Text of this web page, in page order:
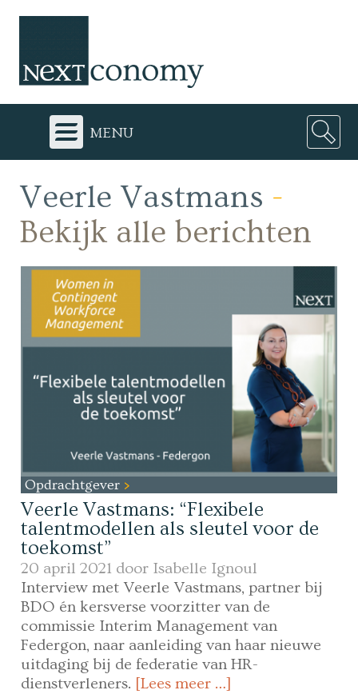
menu
Veerle Vastmans -
Bekijk alle berichten
Opdrachtgever
Veerle Vastmans: “Flexibele
talentmodellen als sleutel voor de
toekomst”
20 april 2021 door Isabelle Ignoul
Interview met Veerle Vastmans, partner bij
BDO én kersverse voorzitter van de
commissie Interim Management van
Federgon, naar aanleiding van haar nieuwe
uitdaging bij de federatie van HR-
dienstverleners. [Lees meer …]